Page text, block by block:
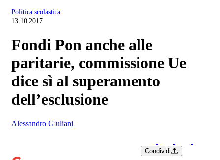
Politica scolastica
13.10.2017
Fondi Pon anche alle
paritarie, commissione Ue
dice sì al superamento
dell’esclusione
Alessandro Giuliani
Condividi